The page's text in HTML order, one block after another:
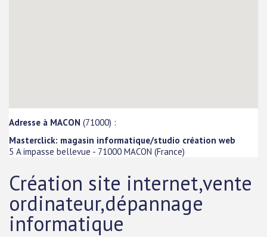
Adresse à MACON (71000) :
Masterclick: magasin informatique/studio création web
5 A impasse bellevue - 71000 MACON (France)
Création site internet,vente
ordinateur,dépannage
informatique